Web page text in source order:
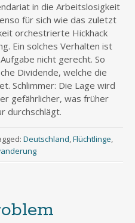
in die Arbeitslosigkeit
für sich wie das zuletzt
orchestrierte Hickhack
Ein solches Verhalten ist
nicht gerecht. So
Dividende, welche die
Schlimmer: Die Lage wird
gefährlicher, was früher
durchschlägt.
Deutschland,Flüchtlinge,